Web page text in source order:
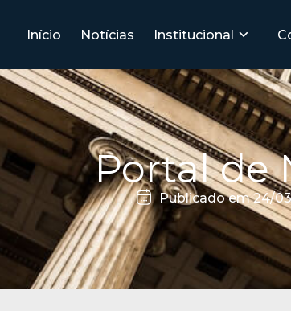
Início Notícias Institucional
Portal de
Publicado em24/